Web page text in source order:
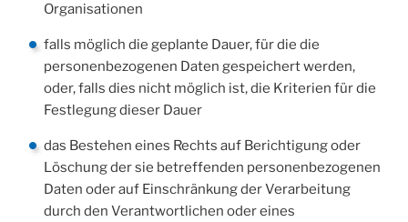
Organisationen
falls möglich die geplante Dauer, für die die
personenbezogenen Daten gespeichert werden,
oder, falls dies nicht möglich ist, die Kriterien für die
Festlegung dieser Dauer
das Bestehen eines Rechts auf Berichtigung oder
Löschung der sie betreffenden personenbezogenen
Daten oder auf Einschränkung der Verarbeitung
durch den Verantwortlichen oder eines